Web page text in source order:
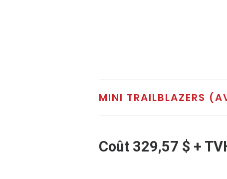
MINI TRAILBLAZERS
Coût 329,57 $ +